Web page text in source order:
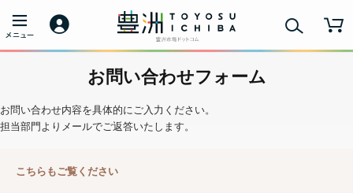
お問い合わせフォーム
お問い合わせ内容を具体的にご入力ください。
担当部門よりメールでご返答いたします。
こちらもご覧ください